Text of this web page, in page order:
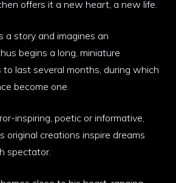
offers it a new heart, a new life.
a story and imagines an
begins a long, miniature
last several months, during which
become one.
inspiring, poetic or informative,
original creations inspire dreams
spectator.